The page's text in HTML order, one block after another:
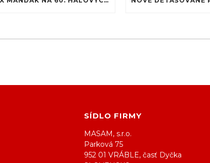
SÍDLO FIRMY
MASAM, s.r.o.
Parková 75
952 01 VRÁBLE, časť Dyčka